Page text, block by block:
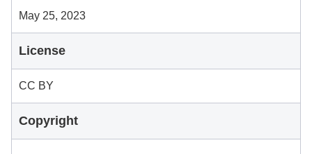
May 25, 2023
License
CC BY
Copyright